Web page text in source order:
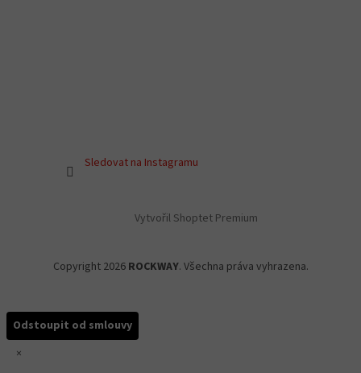
Sledovat na Instagramu
Vytvořil Shoptet Premium
Copyright 2026 ROCKWAY. Všechna práva vyhrazena.
Odstoupit od smlouvy
×